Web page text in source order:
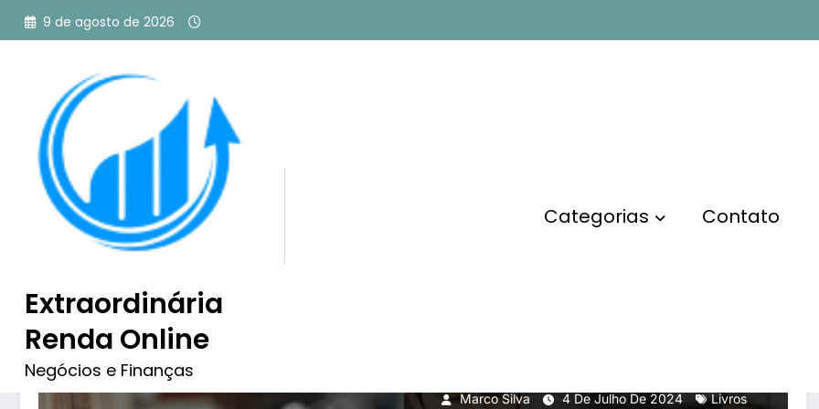
Pular
para
9 de agosto de 2026
Extraordinária
Renda Online
Negócios e Finanças
Categorias Contato
Tag: livros mais vendidos de
Administração
Marco Silva 4 De Julho De 2024
Livros